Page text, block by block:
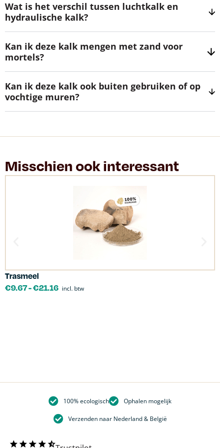
Wat is het verschil tussen luchtkalk en
hydraulische kalk?
Kan ik deze kalk mengen met zand voor
mortels?
Kan ik deze kalk ook buiten gebruiken of op
vochtige muren?
Misschien ook interessant
Trasmeel
€9.67-€21.16 incl. btw
100% ecologisch Ophalen mogelijk
Verzenden naar Nederland & België